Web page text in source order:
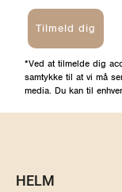
Tilmeld dig
*Ved at tilmelde dig
samtykke til at vi må
media. Du kan til
HELM